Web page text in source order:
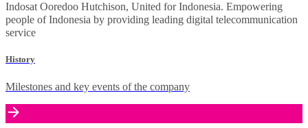
Indosat Ooredoo Hutchison, United for Indonesia. Empowering
people of Indonesia by providing leading digital telecommunication
service
History
Milestones and key events of the company